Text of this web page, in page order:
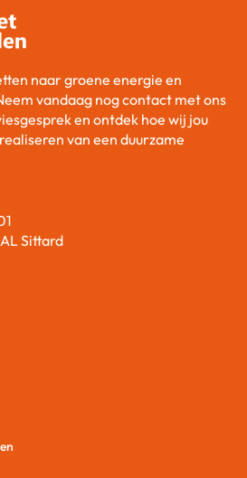
naar groene energie en
vandaag nog contact met ons
en ontdek hoe wij jou
van een duurzame
AL Sittard